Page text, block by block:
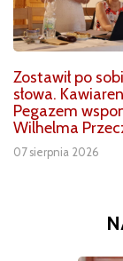
Zostawił po
słowa.
Pegazem
Wilhelma
07 sierpnia 2026